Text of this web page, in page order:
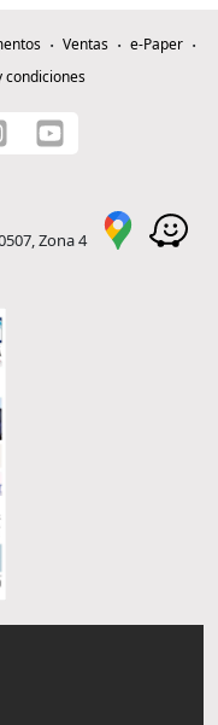
Ventas
e-Paper
condiciones
Zona 4